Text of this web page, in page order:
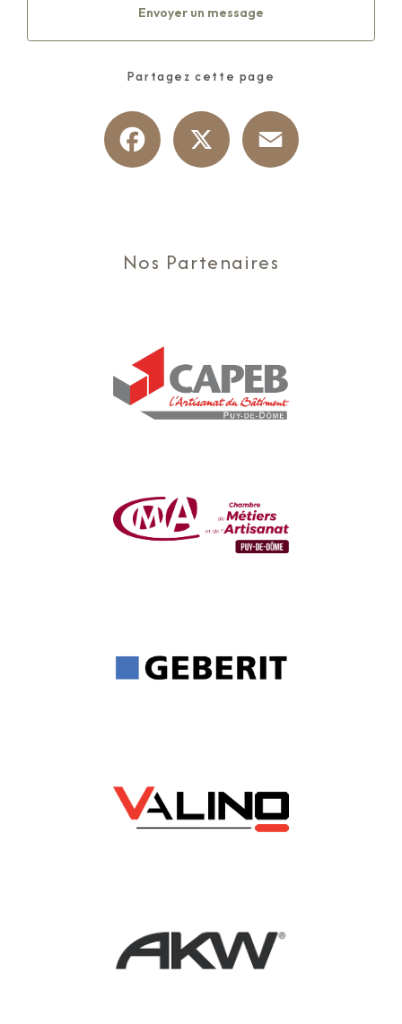
Envoyer un message
Partagez cette page
Facebook
Nos Partenaires